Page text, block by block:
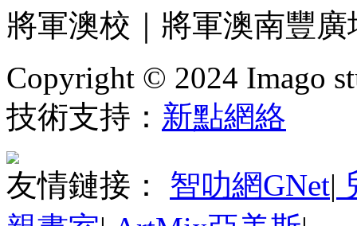
將軍澳校｜將軍澳南豐廣
Copyright © 2024 Imago
技術支持： 新點網絡
友情鏈接： 智叻網GNet|